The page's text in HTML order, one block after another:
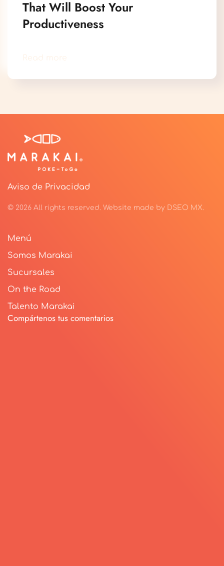
That Will Boost Your
Productiveness
Read more
Aviso de Privacidad
© 2026 All rights reserved. Website made by DSEO MX.
Menú
Somos Marakai
Sucursales
On the Road
Talento Marakai
Compártenos tus comentarios